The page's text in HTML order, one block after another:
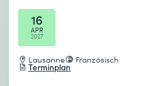
16
APR
2027
Lausanne Französisch
Terminplan